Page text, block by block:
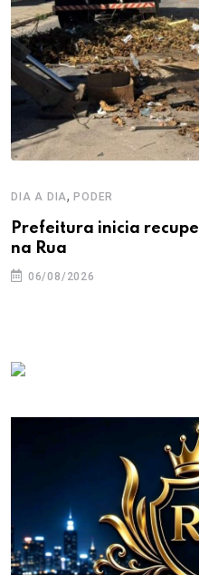
DIA A DIA,PODER
Prefeitura inicia
na Rua
06/08/2026